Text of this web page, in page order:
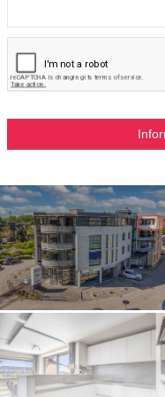
Agorabaan 39 is zo’n
merkt hoe prettig alles
rust boven de stad en het
gedaan is.
mogelijkheden te zien. Die
schuifpui openzet en
Ben je benieuwd hoe het
rust, uitzicht en alles dichtbij?
zien tijdens een bezichtiging.
Funda of onze eigen
een moment in te plannen.
Bijzonderheden:
- Woonoppervlakte circa 101
- Inhoud circa 305 m³
- Bouwjaar 1997
- Balkon op het zuiden met
- Ruim 4-kamerappartement